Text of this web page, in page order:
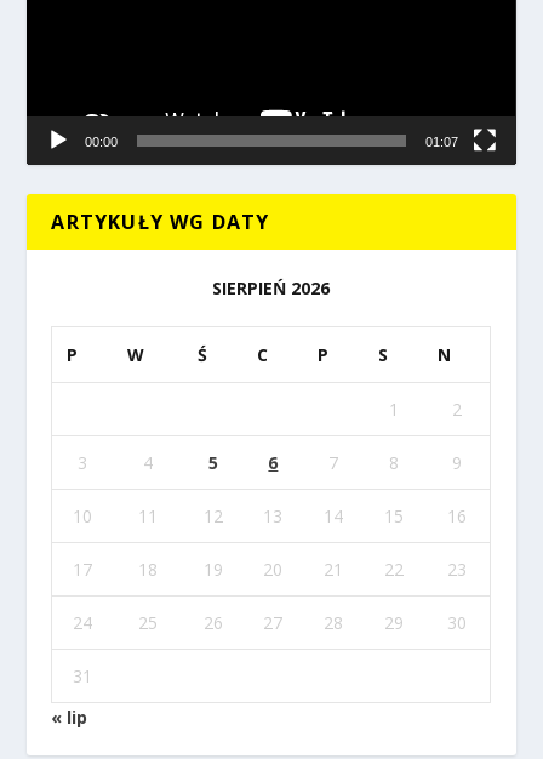
00:00 01:07
ARTYKUŁY WG DATY
SIERPIEŃ 2026
P W Ś C P S N
1 2
3 4 5 6 7 8 9
10 11 12 13 14 15 16
17 18 19 20 21 22 23
24 25 26 27 28 29 30
31
« lip